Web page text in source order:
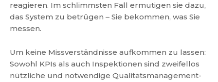
reagieren. Im schlimmsten Fall ermutigen sie dazu,
das System zu betrügen – Sie bekommen, was Sie
messen.
Um keine Missverständnisse aufkommen zu lassen:
Sowohl KPIs als auch Inspektionen sind zweifellos
nützliche und notwendige Qualitätsmanagement-